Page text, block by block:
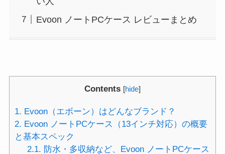
Evoon ノートPCケース レビューまとめ
Contents [hide]
1. Evoon（エボーン）はどんなブランド？
2. Evoon ノートPCケース（13インチ対応）の概要
と基本スペック
2.1. 防水・多収納など、Evoon ノートPCケース